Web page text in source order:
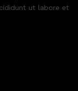
ut labore et